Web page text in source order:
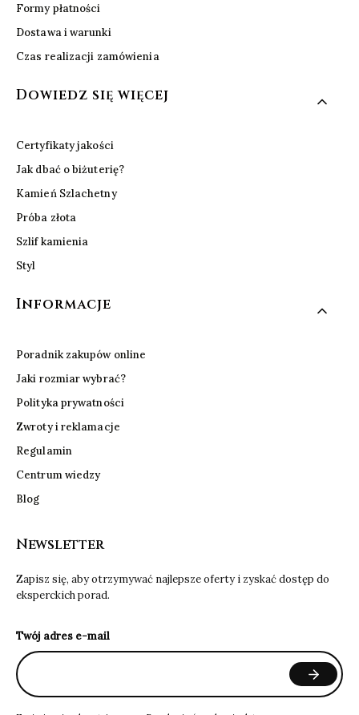
Formy płatności
Dostawa i warunki
Czas realizacji zamówienia
Dowiedz się więcej
Certyfikaty jakości
Jak dbać o biżuterię?
Kamień Szlachetny
Próba złota
Szlif kamienia
Styl
Informacje
Poradnik zakupów online
Jaki rozmiar wybrać?
Polityka prywatności
Zwroty i reklamacje
Regulamin
Centrum wiedzy
Blog
Newsletter
Zapisz się, aby otrzymywać najlepsze oferty i zyskać dostęp do
eksperckich porad.
Twój adres e-mail